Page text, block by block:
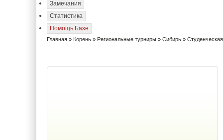
Замечания
Статистика
Помощь Базе
Главная » Корень » Региональные турниры » Сибирь »